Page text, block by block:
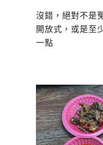
沒錯，絕對不是
開放式，或是至
一點